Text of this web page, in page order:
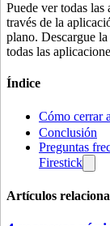
Puede ver todas
través de la
plano. Descargue
todas las
Índice
Cómo cerrar
Conclusión
Preguntas
Firestick
Artículos